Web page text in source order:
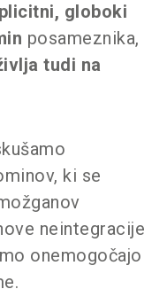
globoki
posameznika,
tudi na
ki se
neintegracije
onemogočajo